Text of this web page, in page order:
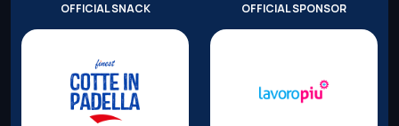
OFFICIAL SNACK OFFICIAL SPONSOR